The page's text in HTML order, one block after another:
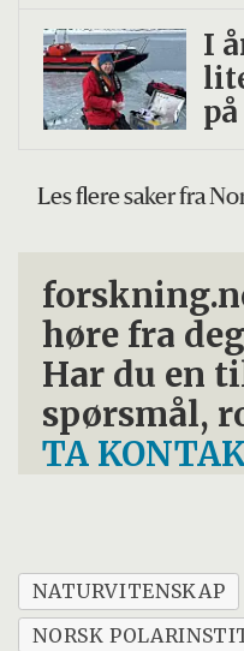
I
Les flere saker fra
høre fra
Har du en
spørsmål,
TA
NATURVITENSKAP
NORSK